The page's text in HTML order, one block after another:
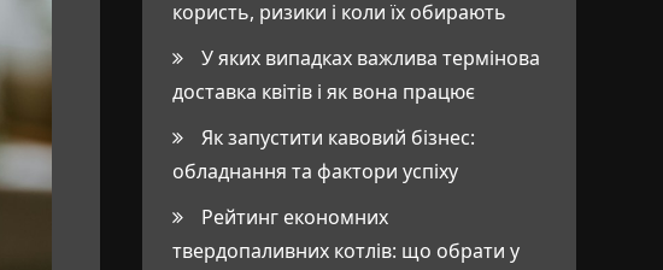
користь, ризики і коли їх обирають
У яких випадках важлива термінова
доставка квітів і як вона працює
Як запустити кавовий бізнес:
обладнання та фактори успіху
Рейтинг економних
твердопаливних котлів: що обрати у